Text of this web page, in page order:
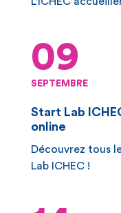
09
SEPTEMBRE
Start Lab
online
Découvrez tous
Lab ICHEC !